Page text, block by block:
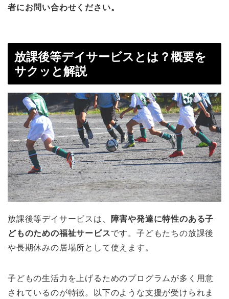
者にお問い合わせください。
放課後等デイサービスとは？概要を
サクッと解説
放課後等デイサービスは、
障害や発達に特性のある子
どものための福祉サービスです。子どもたちの放課後
や長期休みの居場所として使えます。
子どもの生活力を上げるためのプログラムが多く用意
されているのが特徴。以下のような支援が受けられま